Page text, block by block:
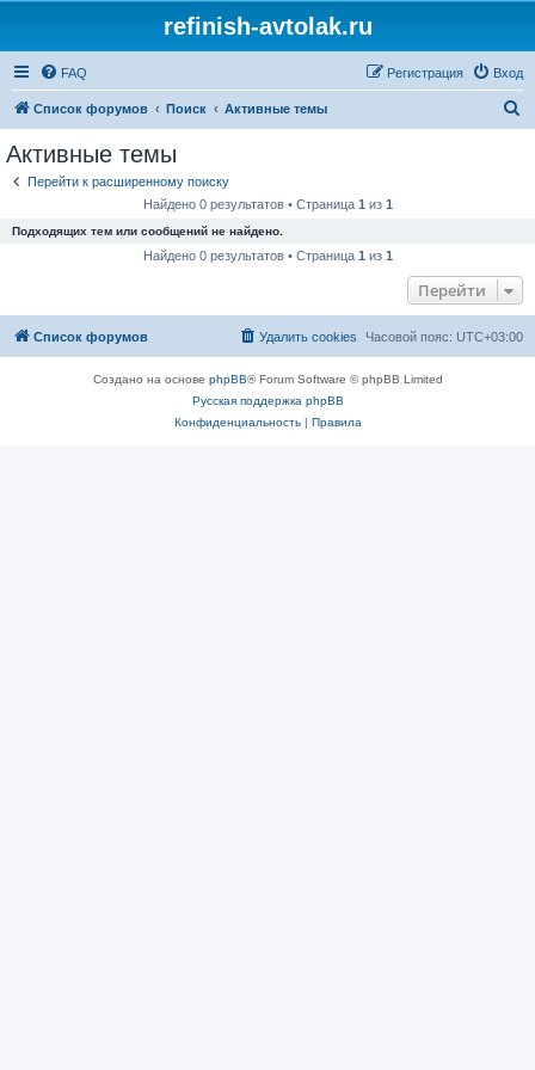
refinish-avtolak.ru
FAQ Вход
Регистрация
Список форумов Поиск Активные темы
Активные темы
Перейти к расширенному поиску
Найдено 0 результатов • Страница 1 из 1
Подходящих тем или сообщений не найдено.
Найдено 0 результатов • Страница 1 из 1
Перейти
Список форумов Часовой пояс: UTC+03:00
Удалить cookies
Создано на основе phpBB® Forum Software © phpBB Limited
Русская поддержка phpBB
Конфиденциальность| Правила